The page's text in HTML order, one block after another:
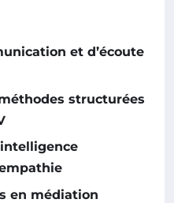
et d’écoute
structurées
en médiation